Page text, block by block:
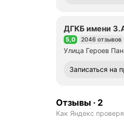
ДГКБ имени
Рейтинг 5,0 из 5
5,0 2046 отзывов
Улица Героев
Записаться на
Номер телефона: +74996383188
Отзывы · 2
Как Яндекс